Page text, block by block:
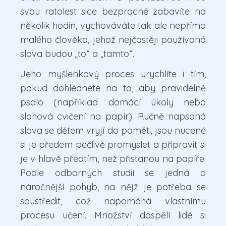
svou ratolest sice bezpracně zabavíte na
několik hodin, vychováváte tak ale nepřímo
malého člověka, jehož nejčastěji používaná
slova budou „to“ a „tamto“.
Jeho myšlenkový proces urychlíte i tím,
pokud dohlédnete na to, aby pravidelně
psalo (například domácí úkoly nebo
slohová cvičení na papír). Ručně napsaná
slova se dětem vryjí do paměti, jsou nucené
si je předem pečlivě promyslet a připravit si
je v hlavě předtím, než přistanou na papíře.
Podle odborných studií se jedná o
náročnější pohyb, na nějž je potřeba se
soustředit, což napomáhá vlastnímu
procesu učení. Množství dospělí lidé si